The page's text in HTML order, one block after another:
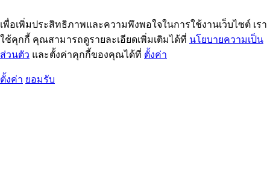
เพื่อเพิ่มประสิทธิภาพและความพึงพอใจในการใช้งานเว็บไซต์ เรา
ใช้คุกกี้ คุณสามารถดูรายละเอียดเพิ่มเติมได้ที่ นโยบายความเป็น
ส่วนตัว และตั้งค่าคุกกี้ของคุณได้ที่ ตั้งค่า
ตั้งค่า ยอมรับ